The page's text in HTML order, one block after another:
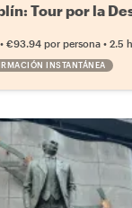
Tour por la
• €93.94 por persona • 2.5
INSTANTÁNEA